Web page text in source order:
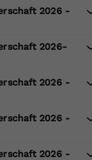
2026 -
2026-
2026 -
2026 -
2026 -